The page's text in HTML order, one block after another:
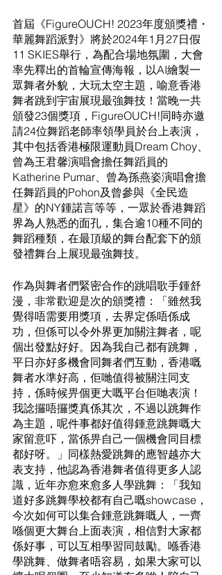
首屆《FigureOUCH! 2023年度頒獎禮・
華麗舞蹈派對》將於2024年1月27日假
11 SKIES舉行，為配合場地氛圍，大會
率先釋出的首輪宣傳海報，以AI繪製一
眾舞者外貌，大玩太空主題，喻意香港
舞者跳到宇宙展現最強舞技！當晚一共
頒發23個獎項，FigureOUCH!同時亦邀
請24位舞蹈老師率領學員於台上表演，
其中包括香港極限運動員Dream Choy、
曾為王君馨演唱會擔任舞蹈員的
Katherine Pumar、曾為孫燕姿演唱會擔
任舞蹈員的Pohon及曾參與《全民造
星》的NY鍾諾言等等，一眾於香港舞蹈
界為人熟悉的面孔，集合逾10種不同的
舞蹈種類，在最頂級的舞台配套下的頒
發禮舞台上展現最強舞技。
作為與舞者們緊密合作的跳唱歌手鍾舒
漫，非常歡迎是次的頒獎禮：「雖然我
覺得唔需要用獎項，去界定係唔係成
功，但係可以令外界更加關注舞者，呢
個出發點好好。因為我自己都有跳舞，
平日亦好多機會同舞者們互動，香港嘅
舞者水準好高，佢哋值得被關注同支
持，係時候畀個更大嘅平台佢哋表演！
我諗攞唔攞獎真係其次，不過以跳舞作
為主題，呢件事都好值得鍾意跳舞嘅大
家留意吓，當係畀自己一個機會同目標
都好呀。」同樣熱愛跳舞的應智越亦大
表支持，他認為香港舞者值得更多人認
識，近年亦愈來愈多人學跳舞：「我知
道好多跳舞學校都有自己嘅showcase，
今次如何可以集合鍾意跳舞嘅人，一齊
喺個更大舞台上面表演，相信對大家都
係好事，可以互相學習同鼓勵。喺香港
學跳舞、做舞者唔容易，如果大家可以